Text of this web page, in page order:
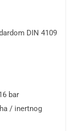
DIN 4109
bar
/ inertnog